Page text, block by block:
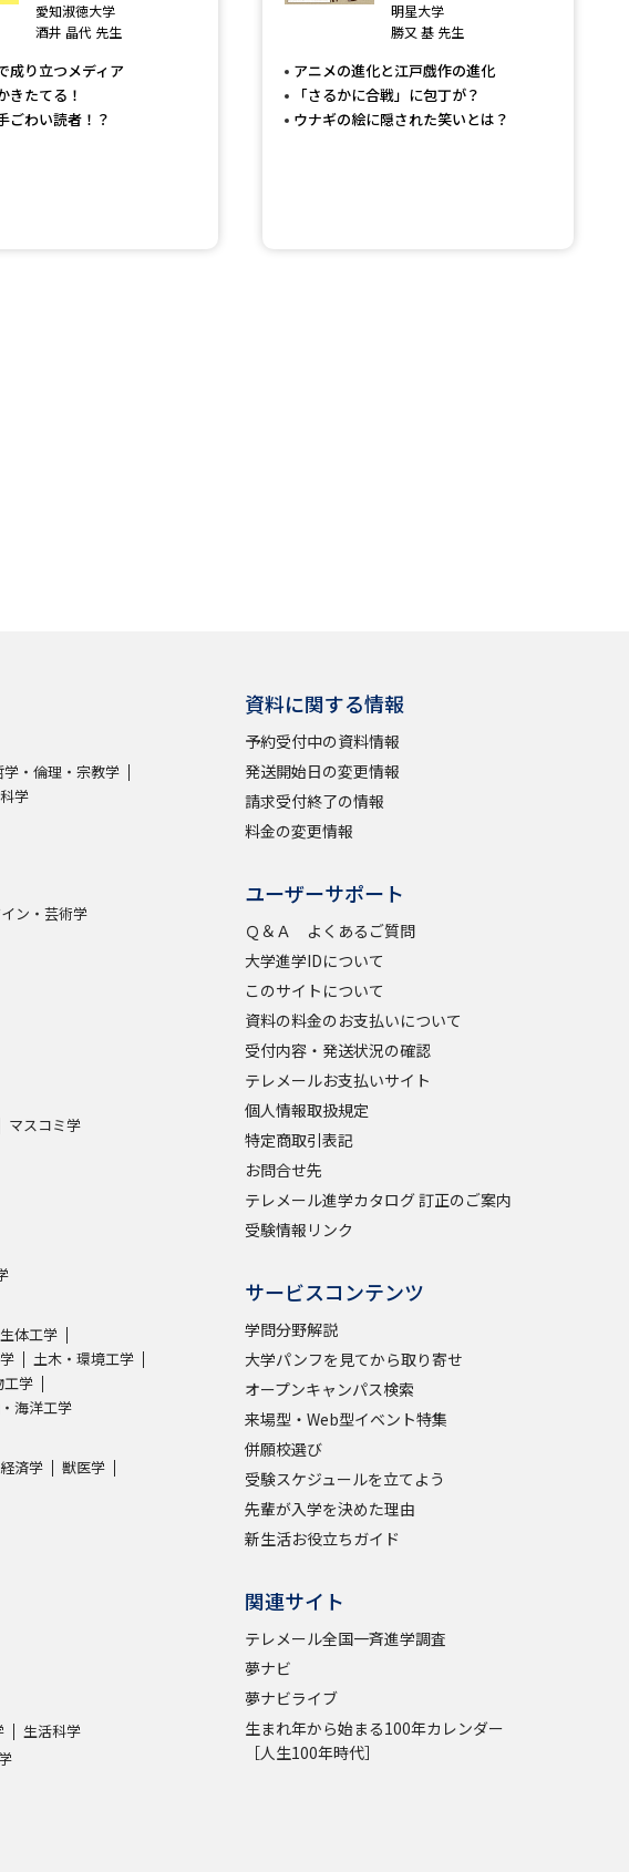
問発見
講義」 学問分野解説 学問の教科書 夢ナビライブ
愛知淑徳大学
酒井 晶代 先生
成り立つメディア
きたてる！
ごわい読者！？
明星大学
勝又 基 先生
アニメの進化と江戸戯作の進化
「さるかに合戦」に包丁が？
ウナギの絵に隠された笑いとは？
学・倫理・宗教学
学
ン・芸術学
マスコミ学
体工学
土木・環境工学
工学
海洋工学
済学
獣医学
生活科学
資料に関する情報
予約受付中の資料情報
発送開始日の変更情報
請求受付終了の情報
料金の変更情報
ユーザーサポート
Ｑ＆Ａ よくあるご質問
大学進学IDについて
このサイトについて
資料の料金のお支払いについて
受付内容・発送状況の確認
テレメールお支払いサイト
個人情報取扱規定
特定商取引表記
お問合せ先
テレメール進学カタログ 訂正のご案内
受験情報リンク
サービスコンテンツ
学問分野解説
大学パンフを見てから取り寄せ
オープンキャンパス検索
来場型・Web型イベント特集
併願校選び
受験スケジュールを立てよう
先輩が入学を決めた理由
新生活お役立ちガイド
関連サイト
テレメール全国一斉進学調査
夢ナビ
夢ナビライブ
生まれ年から始まる100年カレンダー
［人生100年時代］